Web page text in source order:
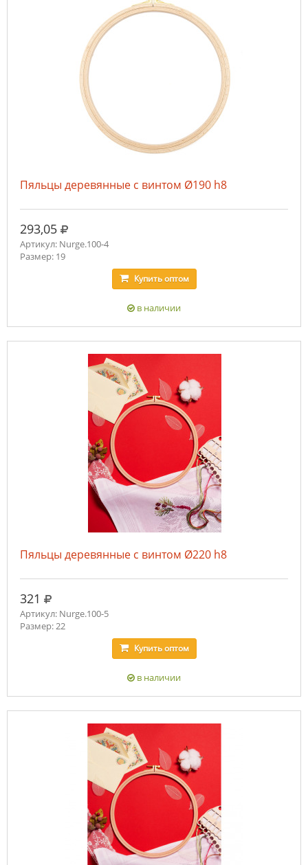
Пяльцы деревянные с винтом Ø190 h8
293,05 руб.
Артикул: Nurge.100-4
Размер: 19
Купитьоптом
в наличии
Пяльцы деревянные с винтом Ø220 h8
321 руб.
Артикул: Nurge.100-5
Размер: 22
Купитьоптом
в наличии